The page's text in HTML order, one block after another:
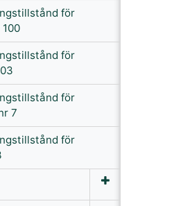
för
för
för
7
för